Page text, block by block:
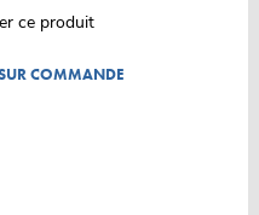
ce produit
COMMANDE